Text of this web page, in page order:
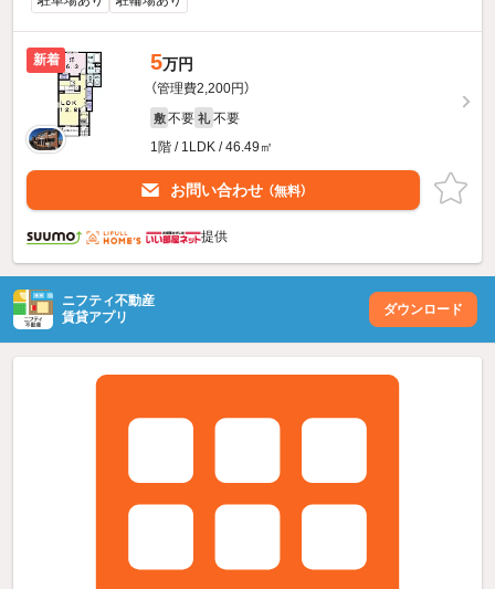
新着 5万円
（管理費2,200円）
敷 不要 礼 不要
1階 / 1LDK / 46.49㎡
お問い合わせ （無料）
提供
ニフティ不動産
賃貸アプリ
ダウンロード